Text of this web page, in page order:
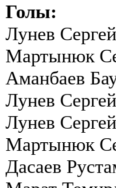
Голы:
Лунев
Мартынюк
Аманбаев
Лунев
Лунев
Мартынюк
Дасаев